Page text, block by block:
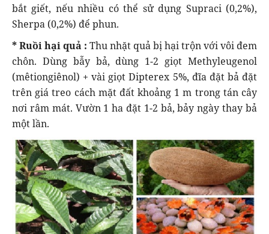
bắt giết, nếu nhiều có thể sử dụng Supraci (0,2%),
Sherpa (0,2%) để phun.
* Ruồi hại quả : Thu nhặt quả bị hại trộn với vôi đem
chôn. Dùng bẫy bả, dùng 1-2 giọt Methyleugenol
(mêtiongiênol) + vài giọt Dipterex 5%, đĩa đặt bả đặt
trên giá treo cách mặt đất khoảng 1 m trong tán cây
nơi râm mát. Vườn 1 ha đặt 1-2 bả, bảy ngày thay bả
một lần.